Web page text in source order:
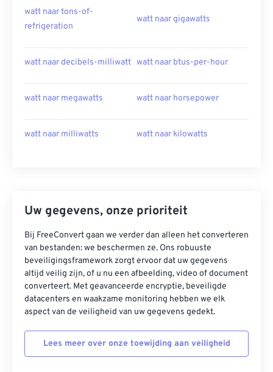
watt naar tons-of-
refrigeration
watt naar gigawatts
watt naar decibels-milliwatt watt naar btus-per-hour
watt naar megawatts watt naar horsepower
watt naar milliwatts watt naar kilowatts
Uw gegevens, onze prioriteit
Bij FreeConvert gaan we verder dan alleen het converteren
van bestanden: we beschermen ze. Ons robuuste
beveiligingsframework zorgt ervoor dat uw gegevens
altijd veilig zijn, of u nu een afbeelding, video of document
converteert. Met geavanceerde encryptie, beveiligde
datacenters en waakzame monitoring hebben we elk
aspect van de veiligheid van uw gegevens gedekt.
Lees meer over onze toewijding aan veiligheid